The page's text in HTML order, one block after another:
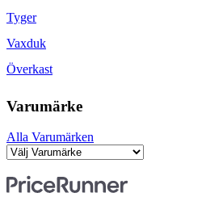
Tyger
Vaxduk
Överkast
Varumärke
Alla Varumärken